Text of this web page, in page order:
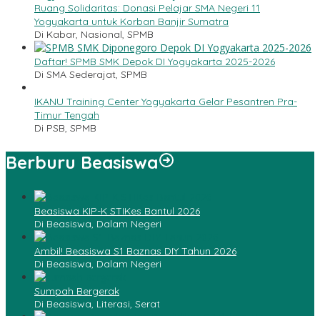
Ruang Solidaritas: Donasi Pelajar SMA Negeri 11
Yogyakarta untuk Korban Banjir Sumatra
Di Kabar, Nasional, SPMB
Daftar! SPMB SMK Depok DI Yogyakarta 2025-2026
Di SMA Sederajat, SPMB
IKANU Training Center Yogyakarta Gelar Pesantren Pra-
Timur Tengah
Di PSB, SPMB
Berburu Beasiswa
Beasiswa KIP-K STIKes Bantul 2026
Di Beasiswa, Dalam Negeri
Ambil! Beasiswa S1 Baznas DIY Tahun 2026
Di Beasiswa, Dalam Negeri
Sumpah Bergerak
Di Beasiswa, Literasi, Serat